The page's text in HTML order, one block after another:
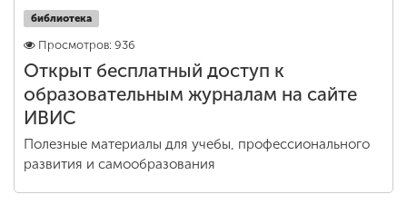
библиотека
Просмотров: 936
Открыт бесплатный доступ к
образовательным журналам на сайте
ИВИС
Полезные материалы для учебы, профессионального
развития и самообразования